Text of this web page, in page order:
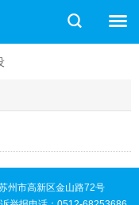
州市高新区金山路72号